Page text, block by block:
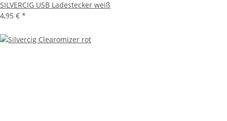
SILVERCIG USB Ladestecker weiß
4,95 € *